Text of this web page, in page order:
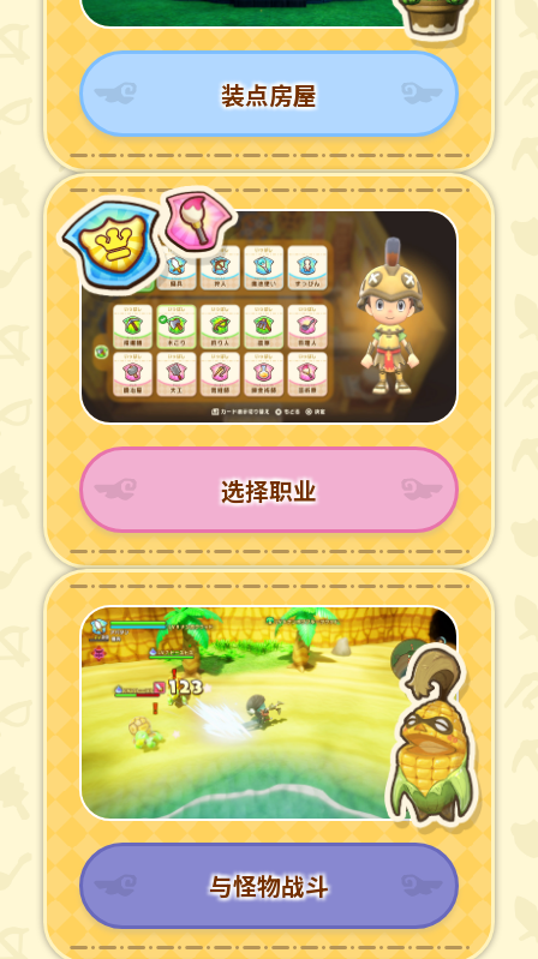
装点房屋
选择职业
与怪物战斗